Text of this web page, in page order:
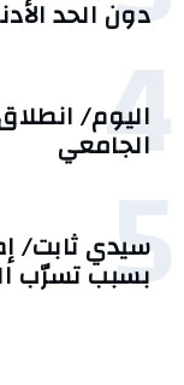
دون الحد
4
اليوم/
الجامعي
5
سيدي ثابت/
بسبب تسرّب